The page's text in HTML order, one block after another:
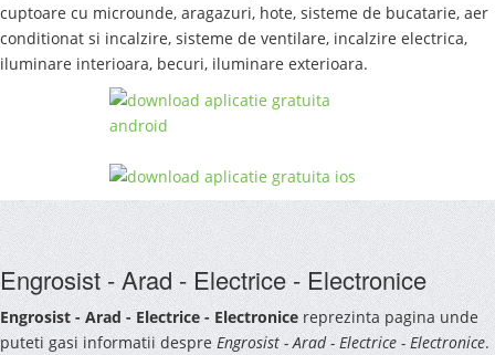
cuptoare cu microunde, aragazuri, hote, sisteme de bucatarie, aer
conditionat si incalzire, sisteme de ventilare, incalzire electrica,
iluminare interioara, becuri, iluminare exterioara.
Engrosist - Arad - Electrice - Electronice
Engrosist - Arad - Electrice - Electronicereprezinta pagina unde
puteti gasi informatii despre Engrosist - Arad - Electrice - Electronice.